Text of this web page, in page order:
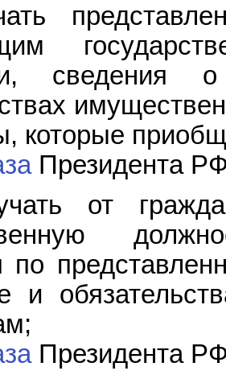
которые
Президента
от
по
и
Президента